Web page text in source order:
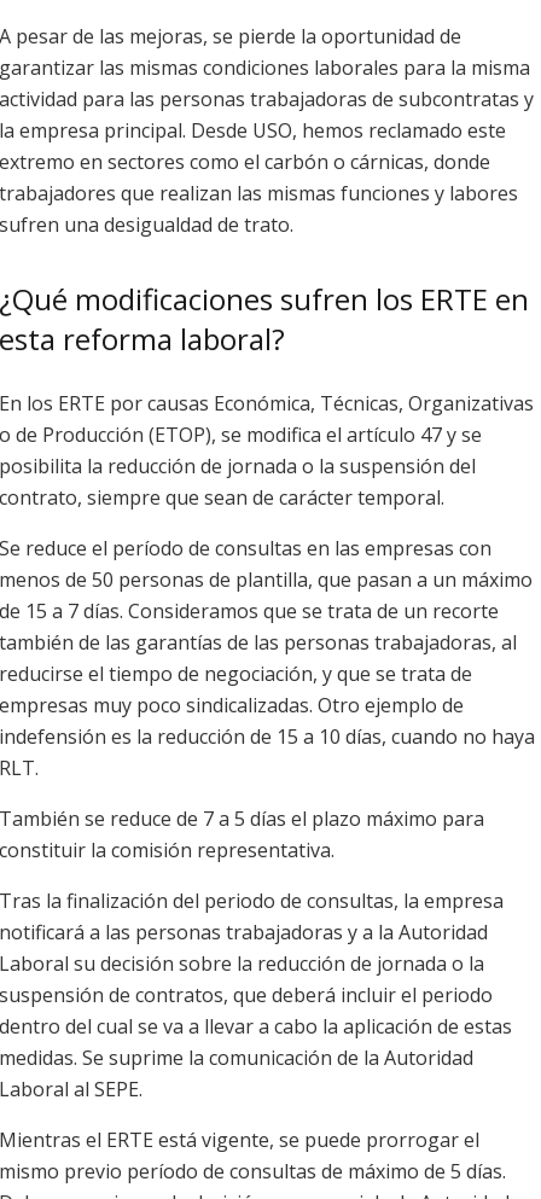
A pesar de las mejoras, se pierde la oportunidad de
garantizar las mismas condiciones laborales para la misma
actividad para las personas trabajadoras de subcontratas y
la empresa principal. Desde USO, hemos reclamado este
extremo en sectores como el carbón o cárnicas, donde
trabajadores que realizan las mismas funciones y labores
sufren una desigualdad de trato.
¿Qué modificaciones sufren los ERTE en
esta reforma laboral?
En los ERTE por causas Económica, Técnicas, Organizativas
o de Producción (ETOP), se modifica el artículo 47 y se
posibilita la reducción de jornada o la suspensión del
contrato, siempre que sean de carácter temporal.
Se reduce el período de consultas en las empresas con
menos de 50 personas de plantilla, que pasan a un máximo
de 15 a 7 días. Consideramos que se trata de un recorte
también de las garantías de las personas trabajadoras, al
reducirse el tiempo de negociación, y que se trata de
empresas muy poco sindicalizadas. Otro ejemplo de
indefensión es la reducción de 15 a 10 días, cuando no haya
RLT.
También se reduce de 7 a 5 días el plazo máximo para
constituir la comisión representativa.
Tras la finalización del periodo de consultas, la empresa
notificará a las personas trabajadoras y a la Autoridad
Laboral su decisión sobre la reducción de jornada o la
suspensión de contratos, que deberá incluir el periodo
dentro del cual se va a llevar a cabo la aplicación de estas
medidas. Se suprime la comunicación de la Autoridad
Laboral al SEPE.
Mientras el ERTE está vigente, se puede prorrogar el
mismo previo período de consultas de máximo de 5 días.